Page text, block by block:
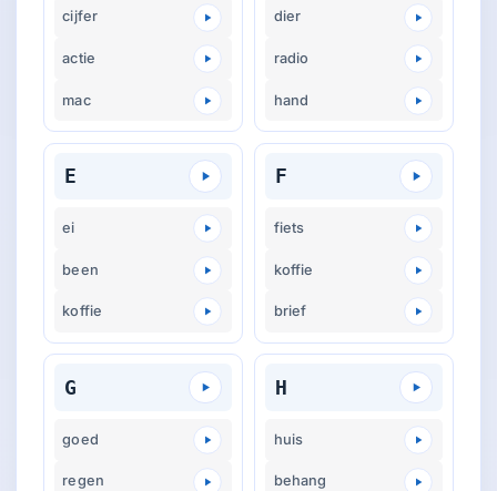
cijfer
actie
mac
dier
radio
hand
E
ei
been
koffie
F
fiets
koffie
brief
G
goed
regen
H
huis
behang